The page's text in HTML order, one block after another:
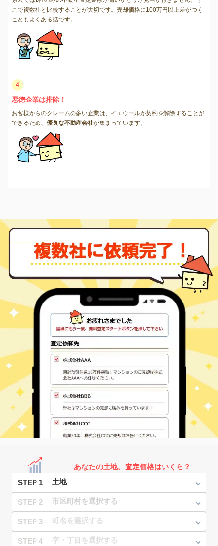
こで複数社と比較することが大切です。売却価格に100万円以上差がつく
こともよくある話です。
4
悪徳企業は排除！
お客様からのクレームの多い企業は、イエウールが契約を解除することが
できるため、 優良な不動産会社が集まっています。
あなたの土地、査定価格はいくら？
STEP 1
STEP 2
STEP 3
STEP 4